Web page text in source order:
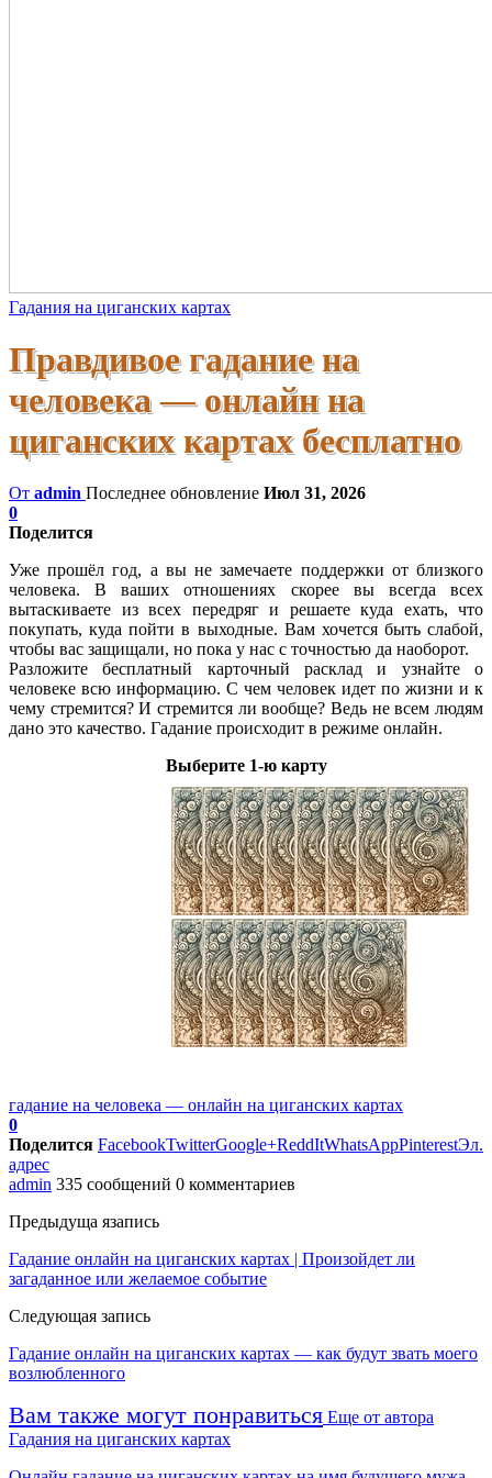
Гадания на циганских картах
Правдивое гадание на
человека — онлайн на
циганских картах бесплатно
От admin Последнее обновление Июл 31, 2026
0
Поделится
Уже прошёл год, а вы не замечаете поддержки от близкого
человека. В ваших отношениях скорее вы всегда всех
вытаскиваете из всех передряг и решаете куда ехать, что
покупать, куда пойти в выходные. Вам хочется быть слабой,
чтобы вас защищали, но пока у нас с точностью да наоборот.
Разложите бесплатный карточный расклад и узнайте о
человеке всю информацию. С чем человек идет по жизни и к
чему стремится? И стремится ли вообще? Ведь не всем людям
дано это качество. Гадание происходит в режиме онлайн.
Выберите 1-ю карту
гадание на человека — онлайн на циганских картах
0
Поделится FacebookTwitterGoogle+ReddItWhatsAppPinterestЭл.
адрес
admin 335 сообщений 0 комментариев
Предыдуща язапись
Гадание онлайн на циганских картах | Произойдет ли
загаданное или желаемое событие
Следующая запись
Гадание онлайн на циганских картах — как будут звать моего
возлюбленного
Вам также могут понравиться Еще от автора
Гадания на циганских картах